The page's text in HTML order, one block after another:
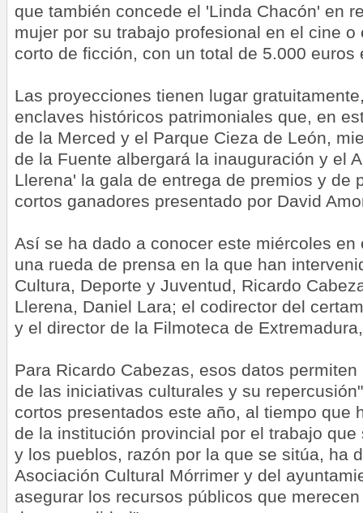
que también concede el 'Linda Chacón' en
mujer por su trabajo profesional en el cine o
corto de ficción, con un total de 5.000 euros
Las proyecciones tienen lugar
enclaves históricos patrimoniales que, en
de la Merced y el Parque Cieza de León,
de la Fuente albergará la inauguración y el
Llerena' la gala de entrega de premios y de
cortos ganadores presentado por David
Así se ha dado a conocer este miércoles
una rueda de prensa en la que han
Cultura, Deporte y Juventud, Ricardo
Llerena, Daniel Lara; el codirector del
y el director de la Filmoteca de
Para Ricardo Cabezas, esos datos
de las iniciativas culturales y su
cortos presentados este año, al tiempo que
de la institución provincial por el trabajo
y los pueblos, razón por la que se sitúa, ha
Asociación Cultural Mórrimer y del
asegurar los recursos públicos que